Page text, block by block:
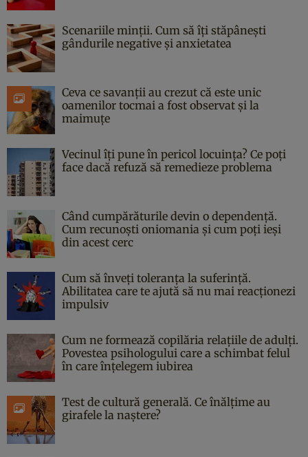
Scenariile minții. Cum să îți stăpânești
gândurile negative și anxietatea
Ceva ce savanții au crezut că este unic
oamenilor tocmai a fost observat și la
maimuțe
Vecinul îți pune în pericol locuința? Ce poți
face dacă refuză să remedieze problema
Când cumpărăturile devin o dependență.
Cum recunoști oniomania și cum poți ieși
din acest cerc
Cum să înveți toleranța la suferință.
Abilitatea care te ajută să nu mai reacționezi
impulsiv
Cum ne formează copilăria relațiile de adulți.
Povestea psihologului care a schimbat felul
în care înțelegem iubirea
Test de cultură generală. Ce înălțime au
girafele la naștere?